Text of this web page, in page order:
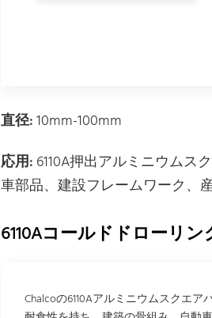
直径:10mm-100mm
応用: 6110A押出アルミニウムス
車部品、建設フレームワーク、
6110Aコールドドローリ
Chalcoの6110Aアルミニウムスクエア